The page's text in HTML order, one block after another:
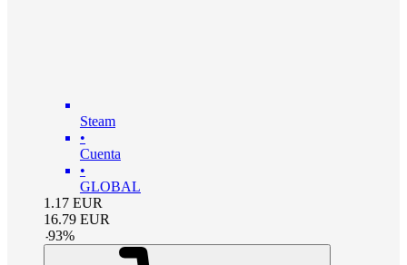
Steam
•
Cuenta
•
GLOBAL
1.17 EUR
16.79 EUR
-93%